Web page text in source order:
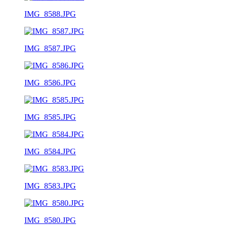
IMG_8588.JPG
IMG_8587.JPG
IMG_8586.JPG
IMG_8585.JPG
IMG_8584.JPG
IMG_8583.JPG
IMG_8580.JPG